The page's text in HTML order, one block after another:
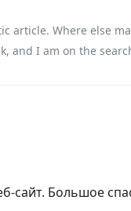
article. Where else
and I am on the
сайт. Большое